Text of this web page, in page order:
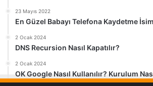
23 Mayıs 2022
En Güzel Babayı Telefona Kaydetme
2 Ocak 2024
DNS Recursion Nasıl Kapatılır?
2 Ocak 2024
OK Google Nasıl Kullanılır? Kurulum